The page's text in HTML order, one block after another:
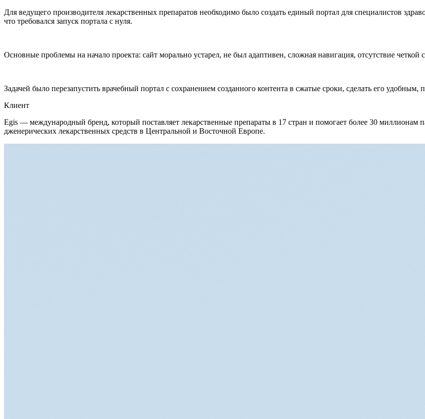
Для ведущего производителя лекарственных препаратов необходимо было создать единый портал для специалистов
что требовался запуск портала c нуля.
Основные проблемы на начало проекта: сайт морально устарел, не был адаптивен, сложная навигация, отсутствие четкой
Задачей было перезапустить врачебный портал с сохранением созданного контента в сжатые сроки, сделать его
Клиент
Egis — международный бренд, который поставляет лекарственные препараты в 17 стран и помогает более 30 миллионам
дженерических лекарственных средств в Центральной и Восточной Европе.